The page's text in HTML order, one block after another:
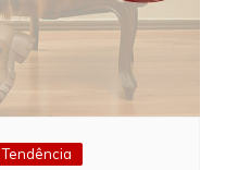
Tendência